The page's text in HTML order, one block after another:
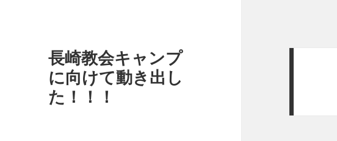
長崎教会キャンプ
に向けて動き出し
た！！！